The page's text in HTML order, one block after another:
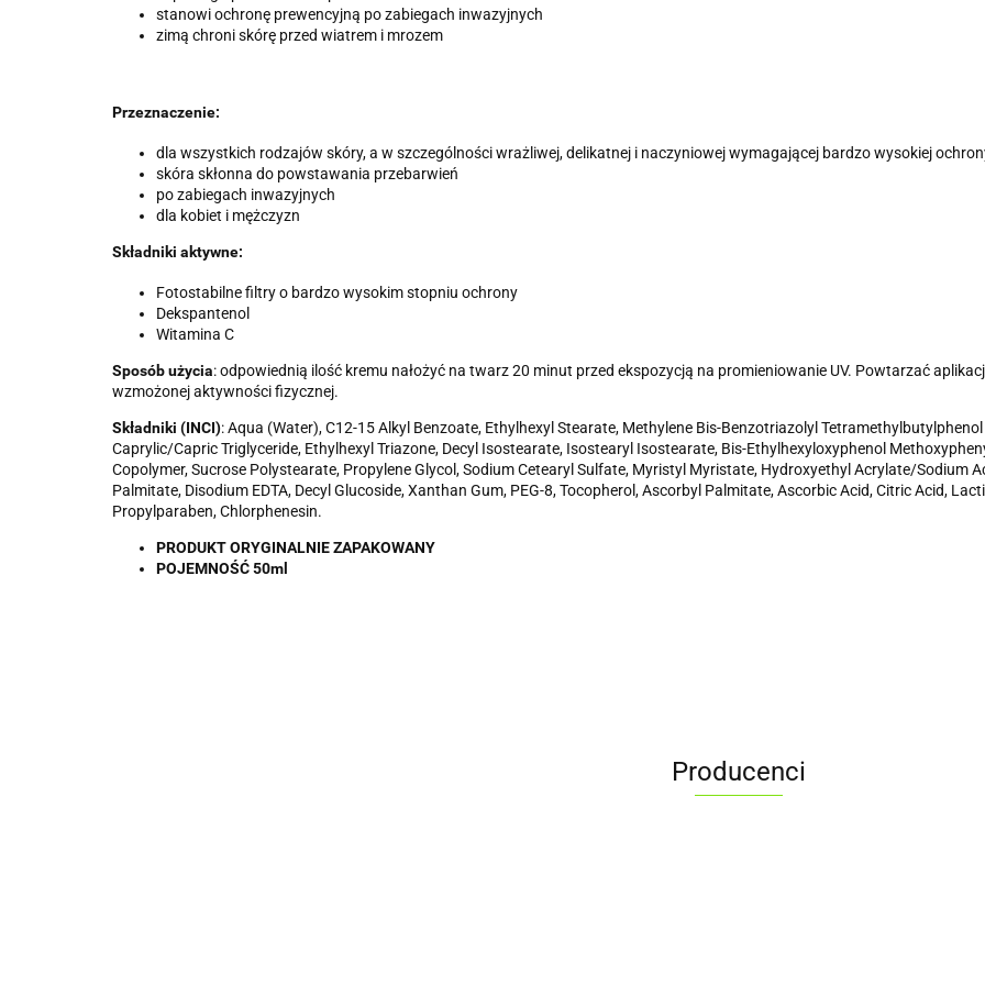
stanowi ochronę prewencyjną po zabiegach inwazyjnych
zimą chroni skórę przed wiatrem i mrozem
Przeznaczenie:
dla wszystkich rodzajów skóry, a w szczególności wrażliwej, delikatnej i naczyniowej wymagającej bardzo wysokiej
skóra skłonna do powstawania przebarwień
po zabiegach inwazyjnych
dla kobiet i mężczyzn
Składniki aktywne:
Fotostabilne filtry o bardzo wysokim stopniu ochrony
Dekspantenol
Witamina C
Sposób użycia: odpowiednią ilość kremu nałożyć na twarz 20 minut przed ekspozycją na promieniowanie UV. Powtarzać
wzmożonej aktywności fizycznej.
Składniki (INCI): Aqua (Water), C12-15 Alkyl Benzoate, Ethylhexyl Stearate, Methylene Bis-Benzotriazolyl
Caprylic/Capric Triglyceride, Ethylhexyl Triazone, Decyl Isostearate, Isostearyl Isostearate, Bis-Ethylhexyloxyphenol
Copolymer, Sucrose Polystearate, Propylene Glycol, Sodium Cetearyl Sulfate, Myristyl Myristate, Hydroxyethyl Acrylate/Sodium
Palmitate, Disodium EDTA, Decyl Glucoside, Xanthan Gum, PEG-8, Tocopherol, Ascorbyl Palmitate, Ascorbic Acid, Citric Acid,
Propylparaben, Chlorphenesin.
PRODUKT ORYGINALNIE ZAPAKOWANY
POJEMNOŚĆ 50ml
Producenci